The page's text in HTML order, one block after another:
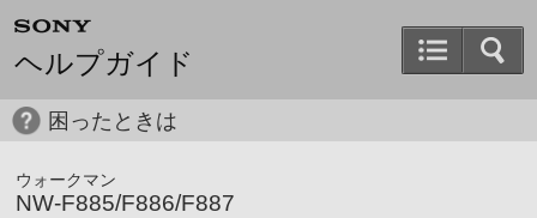
ヘルプガイド
困ったときは
ウォークマン
NW-F885/F886/F887